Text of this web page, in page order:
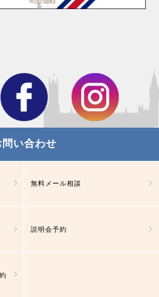
問い合わせ
無料メール相談
説明会予約